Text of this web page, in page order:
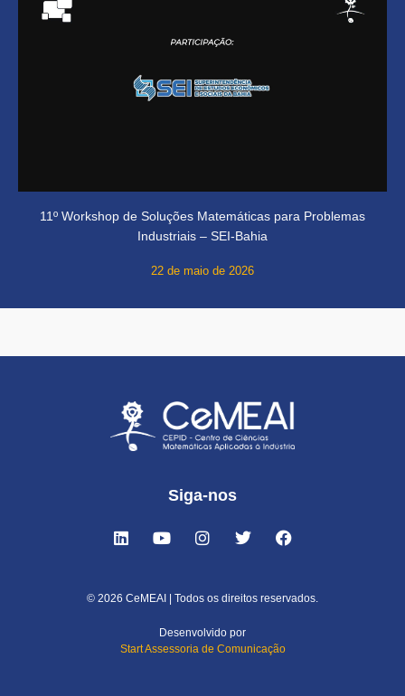
11º Workshop de Soluções Matemáticas para Problemas
Industriais – SEI-Bahia
22 de maio de 2026
Siga-nos
© 2026 CeMEAI | Todos os direitos reservados.
Desenvolvido por
Start Assessoria de Comunicação